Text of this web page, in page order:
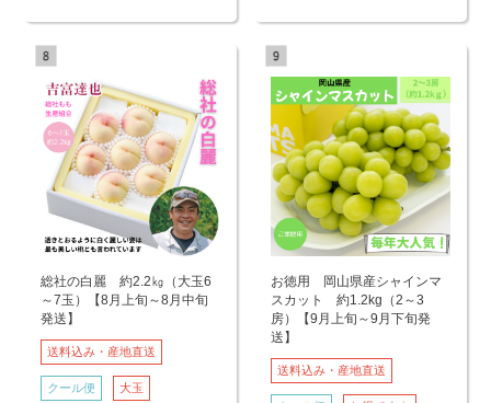
総社の白麗 約2.2㎏（大玉6
～7玉）【8月上旬～8月中旬
発送】
送料込み・産地直送
クール便 大玉
お徳用 岡山県産シャインマ
スカット 約1.2kg（2～3
房）【9月上旬～9月下旬発
送】
送料込み・産地直送